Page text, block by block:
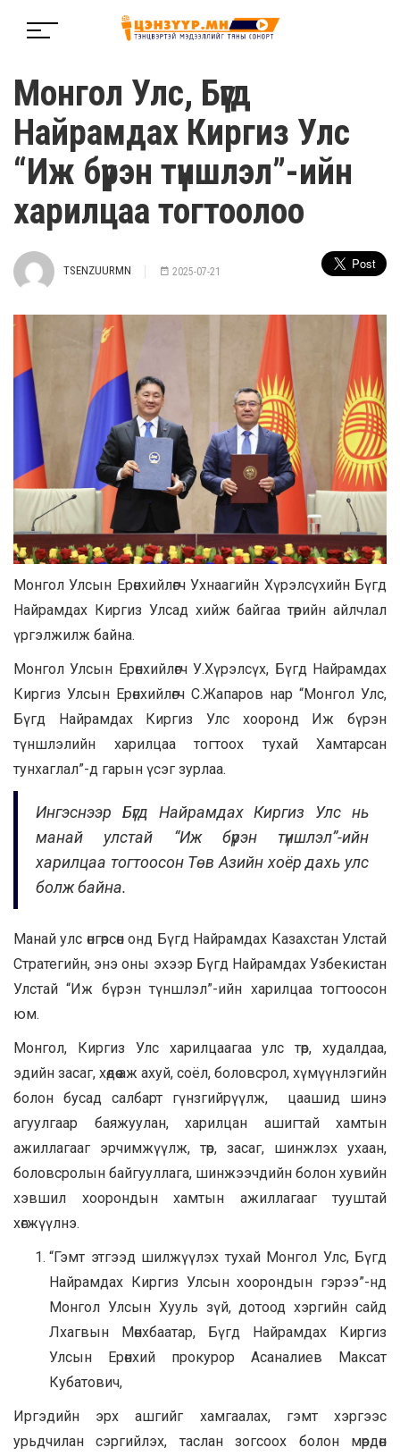
Монгол Улс, Бүгд
Найрамдах Киргиз Улс
“Иж бүрэн түншлэл”-ийн
харилцаа тогтоолоо
TSENZUURMN 2025-07-21
Монгол Улсын Ерөнхийлөгч Ухнаагийн Хүрэлсүхийн Бүгд
Найрамдах Киргиз Улсад хийж байгаа төрийн айлчлал
үргэлжилж байна.
Монгол Улсын Ерөнхийлөгч У.Хүрэлсүх, Бүгд Найрамдах
Киргиз Улсын Ерөнхийлөгч С.Жапаров нар “Монгол Улс,
Бүгд Найрамдах Киргиз Улс хооронд Иж бүрэн
түншлэлийн харилцаа тогтоох тухай Хамтарсан
тунхаглал”-д гарын үсэг зурлаа.
Ингэснээр Бүгд Найрамдах Киргиз Улс нь
манай улстай “Иж бүрэн түншлэл”-ийн
харилцаа тогтоосон Төв Азийн хоёр дахь улс
болж байна.
Манай улс өнгөрсөн онд Бүгд Найрамдах Казахстан Улстай
Стратегийн, энэ оны эхээр Бүгд Найрамдах Узбекистан
Улстай “Иж бүрэн түншлэл”-ийн харилцаа тогтоосон
юм.
Монгол, Киргиз Улс харилцаагаа улс төр, худалдаа,
эдийн засаг, хөдөө аж ахуй, соёл, боловсрол, хүмүүнлэгийн
болон бусад салбарт гүнзгийрүүлж, цаашид шинэ
агуулгаар баяжуулан, харилцан ашигтай хамтын
ажиллагааг эрчимжүүлж, төр, засаг, шинжлэх ухаан,
боловсролын байгууллага, шинжээчдийн болон хувийн
хэвшил хоорондын хамтын ажиллагааг тууштай
хөгжүүлнэ.
“Гэмт этгээд шилжүүлэх тухай Монгол Улс, Бүгд
Найрамдах Киргиз Улсын хоорондын гэрээ”-нд
Монгол Улсын Хууль зүй, дотоод хэргийн сайд
Лхагвын Мөнхбаатар, Бүгд Найрамдах Киргиз
Улсын Ерөнхий прокурор Асаналиев Максат
Кубатович,
Иргэдийн эрх ашгийг хамгаалах, гэмт хэргээс
урьдчилан сэргийлэх, таслан зогсоох болон мөрдөн